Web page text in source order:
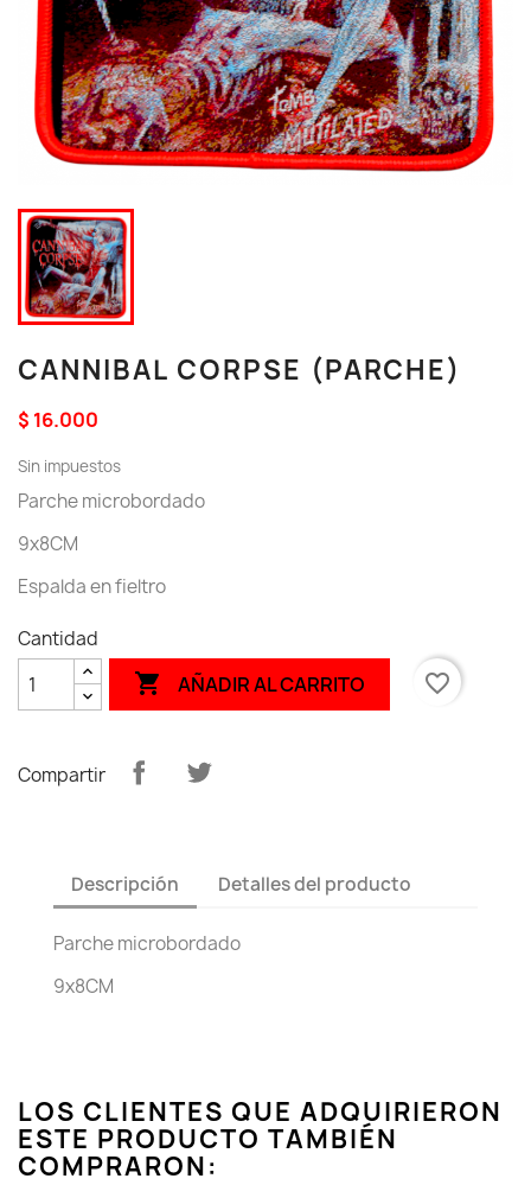
CANNIBAL CORPSE (PARCHE)
$ 16.000
Sin impuestos
Parche microbordado
9x8CM
Espalda en fieltro
Cantidad
 AÑADIR AL CARRITO favorite_border
Compartir
Descripción Detalles del producto
Parche microbordado
9x8CM
LOS CLIENTES QUE ADQUIRIERON
ESTE PRODUCTO TAMBIÉN
COMPRARON: